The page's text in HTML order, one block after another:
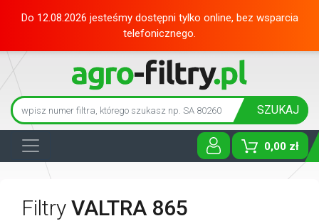
Do 12.08.2026 jesteśmy dostępni tylko online, bez wsparcia
telefonicznego.
SZUKAJ
0,00 zł
Toggle
Filtry VALTRA 865